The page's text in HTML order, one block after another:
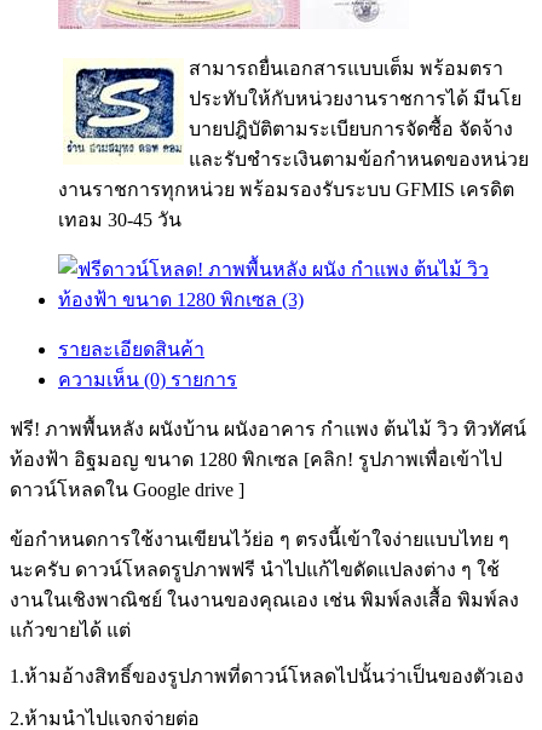
สามารถยื่นเอกสารแบบเต็ม พร้อมตรา
ประทับให้กับหน่วยงานราชการได้ มีนโย
บายปฎิบัติตามระเบียบการจัดซื้อ จัดจ้าง
และรับชำระเงินตามข้อกำหนดของหน่วย
งานราชการทุกหน่วย พร้อมรองรับระบบ GFMIS เครดิต
เทอม 30-45 วัน
รายละเอียดสินค้า
ความเห็น (0) รายการ
ฟรี! ภาพพื้นหลัง ผนังบ้าน ผนังอาคาร กำแพง ต้นไม้ วิว ทิวทัศน์
ท้องฟ้า อิฐมอญ ขนาด 1280 พิกเซล [คลิก! รูปภาพเพื่อเข้าไป
ดาวน์โหลดใน Google drive ]
ข้อกำหนดการใช้งานเขียนไว้ย่อ ๆ ตรงนี้เข้าใจง่ายแบบไทย ๆ
นะครับ ดาวน์โหลดรูปภาพฟรี นำไปแก้ไขดัดแปลงต่าง ๆ ใช้
งานในเชิงพาณิชย์ ในงานของคุณเอง เช่น พิมพ์ลงเสื้อ พิมพ์ลง
แก้วขายได้ แต่
1.ห้ามอ้างสิทธิ์ของรูปภาพที่ดาวน์โหลดไปนั้นว่าเป็นของตัวเอง
2.ห้ามนำไปแจกจ่ายต่อ